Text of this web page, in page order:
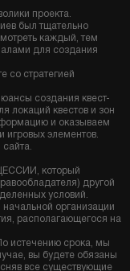
проекта.
был тщательно
каждый, тем
для создания
со стратегией
создания квест-
локаций квестов и зон
и оказываем
игровых элементов.
, который
другой
условий.
организации
располагающегося на
истечению срока, мы
вы будете обязаны
все существующие